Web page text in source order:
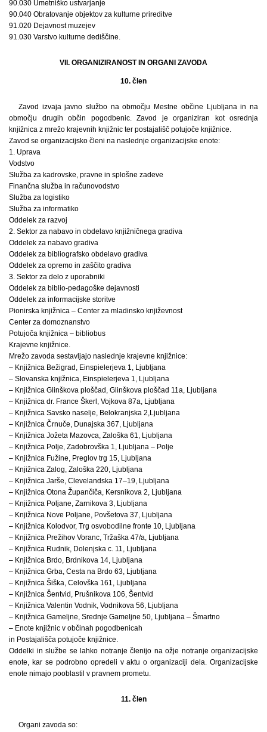
90.030 Umetniško ustvarjanje
90.040 Obratovanje objektov za kulturne prireditve
91.020 Dejavnost muzejev
91.030 Varstvo kulturne dediščine.
VII. ORGANIZIRANOST IN ORGANI ZAVODA
10. člen
Zavod izvaja javno službo na območju Mestne občine Ljubljana in na
območju drugih občin pogodbenic. Zavod je organiziran kot osrednja
knjižnica z mrežo krajevnih knjižnic ter postajališč potujoče knjižnice.
Zavod se organizacijsko členi na naslednje organizacijske enote:
1. Uprava
Vodstvo
Služba za kadrovske, pravne in splošne zadeve
Finančna služba in računovodstvo
Služba za logistiko
Služba za informatiko
Oddelek za razvoj
2. Sektor za nabavo in obdelavo knjižničnega gradiva
Oddelek za nabavo gradiva
Oddelek za bibliografsko obdelavo gradiva
Oddelek za opremo in zaščito gradiva
3. Sektor za delo z uporabniki
Oddelek za biblio-pedagoške dejavnosti
Oddelek za informacijske storitve
Pionirska knjižnica – Center za mladinsko književnost
Center za domoznanstvo
Potujoča knjižnica – bibliobus
Krajevne knjižnice.
Mrežo zavoda sestavljajo naslednje krajevne knjižnice:
– Knjižnica Bežigrad, Einspielerjeva 1, Ljubljana
– Slovanska knjižnica, Einspielerjeva 1, Ljubljana
– Knjižnica Glinškova ploščad, Glinškova ploščad 11a, Ljubljana
– Knjižnica dr. France Škerl, Vojkova 87a, Ljubljana
– Knjižnica Savsko naselje, Belokranjska 2,Ljubljana
– Knjižnica Črnuče, Dunajska 367, Ljubljana
– Knjižnica Jožeta Mazovca, Zaloška 61, Ljubljana
– Knjižnica Polje, Zadobrovška 1, Ljubljana – Polje
– Knjižnica Fužine, Preglov trg 15, Ljubljana
– Knjižnica Zalog, Zaloška 220, Ljubljana
– Knjižnica Jarše, Clevelandska 17–19, Ljubljana
– Knjižnica Otona Župančiča, Kersnikova 2, Ljubljana
– Knjižnica Poljane, Zarnikova 3, Ljubljana
– Knjižnica Nove Poljane, Povšetova 37, Ljubljana
– Knjižnica Kolodvor, Trg osvobodilne fronte 10, Ljubljana
– Knjižnica Prežihov Voranc, Tržaška 47/a, Ljubljana
– Knjižnica Rudnik, Dolenjska c. 11, Ljubljana
– Knjižnica Brdo, Brdnikova 14, Ljubljana
– Knjižnica Grba, Cesta na Brdo 63, Ljubljana
– Knjižnica Šiška, Celovška 161, Ljubljana
– Knjižnica Šentvid, Prušnikova 106, Šentvid
– Knjižnica Valentin Vodnik, Vodnikova 56, Ljubljana
– Knjižnica Gameljne, Srednje Gameljne 50, Ljubljana – Šmartno
– Enote knjižnic v občinah pogodbenicah
in Postajališča potujoče knjižnice.
Oddelki in službe se lahko notranje členijo na ožje notranje organizacijske
enote, kar se podrobno opredeli v aktu o organizaciji dela. Organizacijske
enote nimajo pooblastil v pravnem prometu.
11. člen
Organi zavoda so: